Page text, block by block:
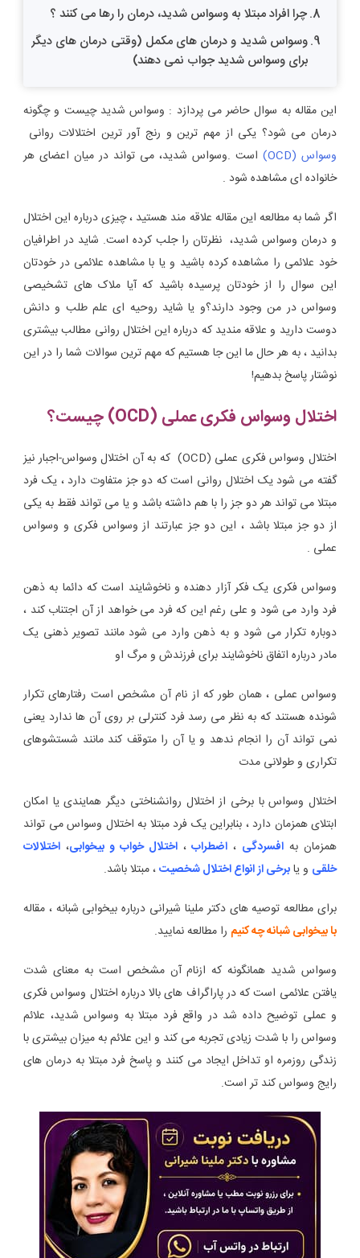
چرا افراد مبتلا به وسواس شدید، درمان را رها می کنند ؟
وسواس شدید و درمان های مکمل (وقتی درمان های دیگر
برای وسواس شدید جواب نمی دهند)
این مقاله به سوال حاضر می پردازد : وسواس شدید چیست و چگونه
درمان می شود؟ یکی از مهم ترین و رنج آور ترین اختلالات روانی
وسواس (OCD)
است .وسواس شدید، می تواند در میان اعضای هر
خانواده ای مشاهده شود .
اگر شما به مطالعه این مقاله علاقه مند هستید ، چیزی درباره این اختلال
و درمان وسواس شدید، نظرتان را جلب کرده است. شاید در اطرافیان
خود علائمی را مشاهده کرده باشید و یا با مشاهده علائمی در خودتان
این سوال را از خودتان پرسیده باشید که آیا ملاک های تشخیصی
وسواس در من وجود دارند؟و یا شاید روحیه ای علم طلب و دانش
دوست دارید و علاقه مندید که درباره این اختلال روانی مطالب بیشتری
بدانید ، به هر حال ما این جا هستیم که مهم ترین سوالات شما را در این
نوشتار پاسخ بدهیم!
اختلال وسواس فکری عملی (OCD) چیست؟
اختلال وسواس فکری عملی (OCD) که به آن اختلال وسواس-اجبار نیز
گفته می شود یک اختلال روانی است که دو جز متفاوت دارد ، یک فرد
مبتلا می تواند هر دو جز را با هم داشته باشد و یا می تواند فقط به یکی
از دو جز مبتلا باشد ، این دو جز عبارتند از وسواس فکری و وسواس
عملی .
وسواس فکری یک فکر آزار دهنده و ناخوشایند است که دائما به ذهن
فرد وارد می شود و علی رغم این که فرد می خواهد از آن اجتناب کند ،
دوباره تکرار می شود و به ذهن وارد می شود مانند تصویر ذهنی یک
مادر درباره اتفاق ناخوشایند برای فرزندش و مرگ او
وسواس عملی ، همان طور که از نام آن مشخص است رفتارهای تکرار
شونده هستند که به نظر می رسد فرد کنترلی بر روی آن ها ندارد یعنی
نمی تواند آن را انجام ندهد و یا آن را متوقف کند مانند شستشوهای
تکراری و طولانی مدت
اختلال وسواس با برخی از اختلال روانشناختی دیگر همایندی یا امکان
ابتلای همزمان دارد ، بنابراین یک فرد مبتلا به اختلال وسواس می تواند
همزمان به افسردگی ، اضطراب،اختلال خواب و بیخوابی، اختلالات
خلقی و یابرخی از انواع اختلال شخصیت، مبتلا باشد.
برای مطالعه توصیه های دکتر ملینا شیرانی درباره بیخوابی شبانه ، مقاله
با بیخوابی شبانه چه کنیم را مطالعه نمایید.
وسواس شدید همانگونه که ازنام آن مشخص است به معنای شدت
یافتن علائمی است که در پاراگراف های بالا درباره اختلال وسواس فکری
و عملی توضیح داده شد در واقع فرد مبتلا به وسواس شدید، علائم
وسواس را با شدت زیادی تجربه می کند و این علائم به میزان بیشتری با
زندگی روزمره او تداخل ایجاد می کنند و پاسخ فرد مبتلا به درمان های
رایج وسواس کند تر است.